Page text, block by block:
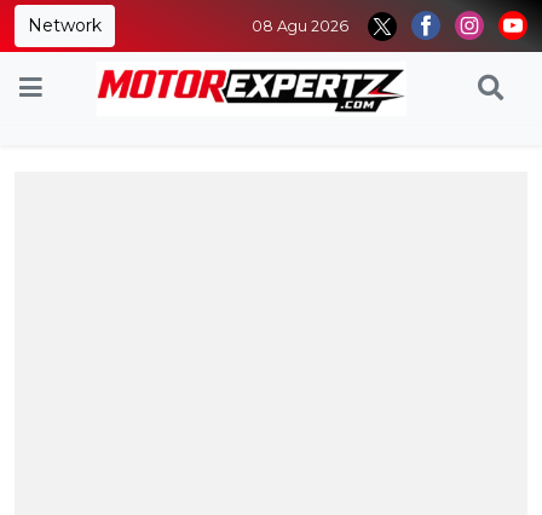
Network 08 Agu 2026